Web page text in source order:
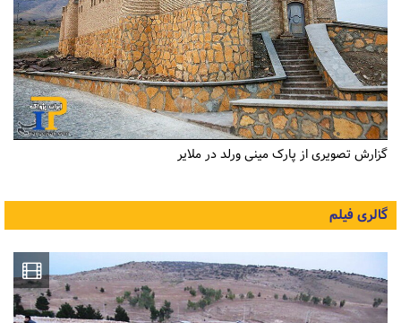
گزارش تصویری از پارک مینی ورلد در ملایر
گالری فیلم